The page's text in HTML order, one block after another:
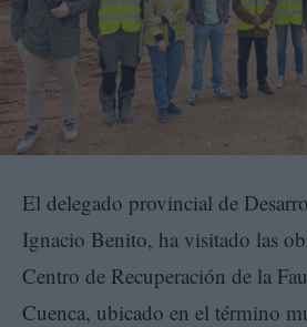
El delegado provincial de
Ignacio Benito, ha visitado las
Centro de Recuperación de la
Cuenca, ubicado en el término